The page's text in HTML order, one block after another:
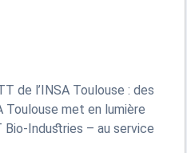
de l’INSA Toulouse : des
Toulouse met en lumière
Industries – au service